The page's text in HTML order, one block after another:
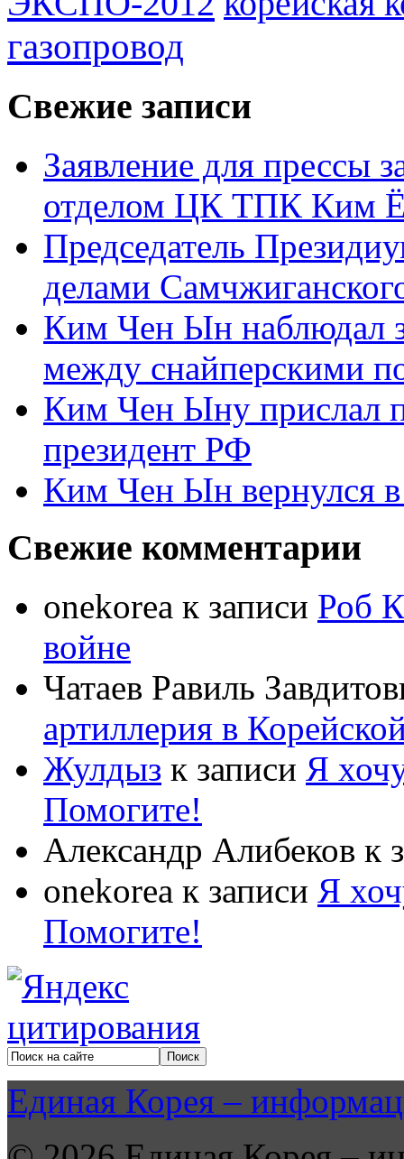
газопровод
Свежие записи
Заявление для прессы
отделом ЦК ТПК Ким
Председатель
делами
Ким Чен Ын наблюдал
между снайперскими
Ким Чен Ыну прислал
президент РФ
Ким Чен Ын вернулся
Свежие комментарии
onekorea к записи Роб
войне
Чатаев Равиль
артиллерия в
Жулдыз к записи Я
Помогите!
Александр Алибеков к
onekorea к записи Я
Помогите!
Единая Корея –